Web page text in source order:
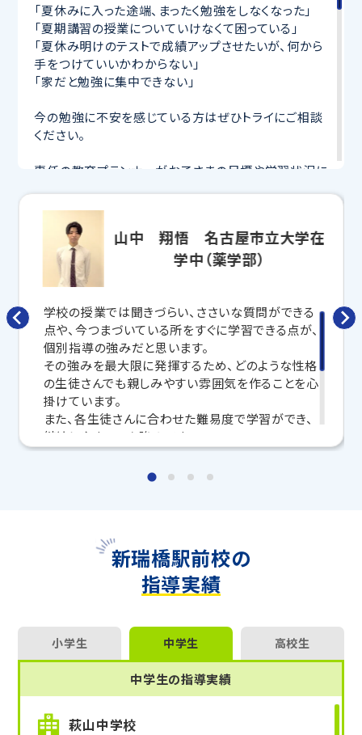
「夏休みに入った途端、まったく勉強をしなくなった」
「夏期講習の授業についていけなくて困っている」
「夏休み明けのテストで成績アップさせたいが、何から
手をつけていいかわからない」
「家だと勉強に集中できない」
今の勉強に不安を感じている方はぜひトライにご相談
ください。
専任の教育プランナーがお子さまの目標や学習状況に
寧に教えてくれるから、効率良く成績アップを目指せま
さらに、授業日以外も利用できる「自習スペース」
要科目の対策ができる
します。
トライで一緒に、今までで一番成長できる夏にしよ
う！
マンツーマンの無料体験授業、学習相談、教室見学は
いつでも受付中です。
こちら
教室長兼教育プランナー 宮木 京介
山中 翔悟 名古屋市立大学在
学中（薬学部）
学校の授業では聞きづらい、ささいな質問ができる
点や、今つまづいている所をすぐに学習できる点が、
個別指導の強みだと思います。
その強みを最大限に発揮するため、どのような性格
の生徒さんでも親しみやすい雰囲気を作ることを心
掛けています。
また、各生徒さんに合わせた難易度で学習ができ、
継続しやすいのも強みです。
ぜひ、トライで一緒に勉強を頑張りましょう！
新瑞橋駅前校の
指導実績
小学生 中学生 高校生
中学生の指導実績
萩山中学校